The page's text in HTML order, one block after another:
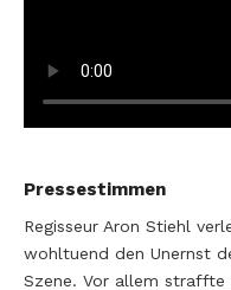
Pressestimmen
Regisseur Aron Stiehl
wohltuend den Unernst
Szene. Vor allem straffte